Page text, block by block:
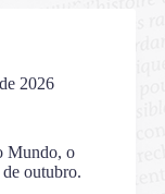
2026
Mundo, o
de outubro.